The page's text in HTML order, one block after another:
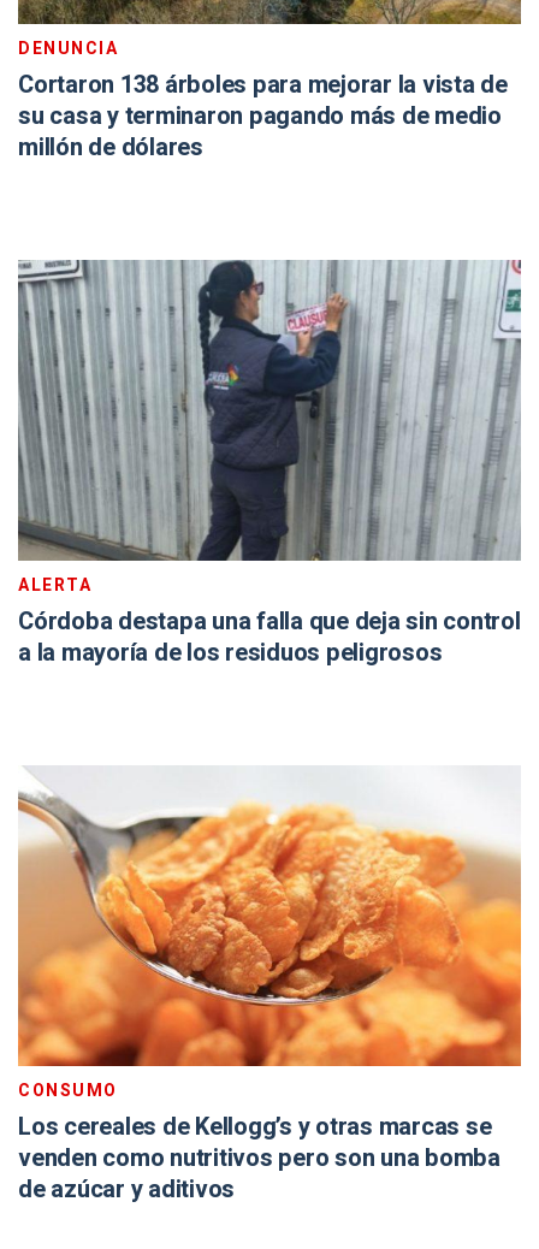
DENUNCIA
Cortaron 138 árboles para mejorar la vista de
su casa y terminaron pagando más de medio
millón de dólares
ALERTA
Córdoba destapa una falla que deja sin control
a la mayoría de los residuos peligrosos
CONSUMO
Los cereales de Kellogg’s y otras marcas se
venden como nutritivos pero son una bomba
de azúcar y aditivos